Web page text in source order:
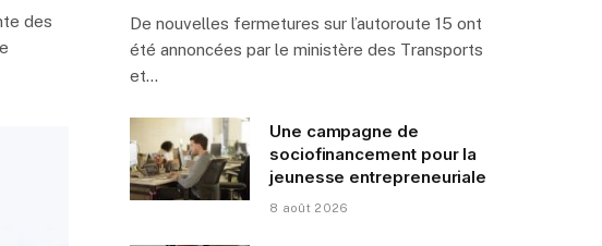
des
De nouvelles fermetures sur l’autoroute 15 ont
été annoncées par le ministère des Transports
et…
Une campagne de
sociofinancement pour la
jeunesse entrepreneuriale
8 août 2026